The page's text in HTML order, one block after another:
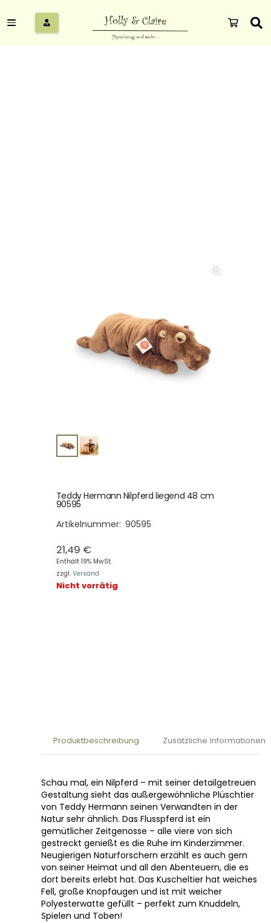
Teddy Hermann Nilpferd liegend 48 cm
90595
Artikelnummer: 90595
21,49 €
Enthält 19% MwSt.
zzgl. Versand
Nicht vorrätig
Produktbeschreibung Zusätzliche Informationen
Schau mal, ein Nilpferd – mit seiner detailgetreuen
Gestaltung sieht das außergewöhnliche Plüschtier
von Teddy Hermann seinen Verwandten in der
Natur sehr ähnlich. Das Flusspferd ist ein
gemütlicher Zeitgenosse – alle viere von sich
gestreckt genießt es die Ruhe im Kinderzimmer.
Neugierigen Naturforschern erzählt es auch gern
von seiner Heimat und all den Abenteuern, die es
dort bereits erlebt hat. Das Kuscheltier hat weiches
Fell, große Knopfaugen und ist mit weicher
Polyesterwatte gefüllt – perfekt zum Knuddeln,
Spielen und Toben!